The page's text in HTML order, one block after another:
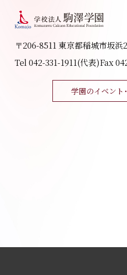
〒206-8511 東京都稲城市坂浜
Tel 042-331-1911(代表)Fax
学園のイベント